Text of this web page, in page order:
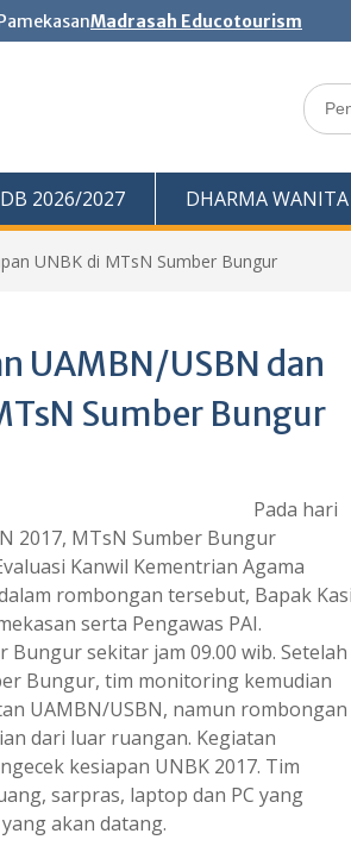
Madrasah Educotourism
Search
for:
2026/2027 DHARMA WANITA
UNBK di MTsN Sumber Bungur
UAMBN/USBN dan
Sumber Bungur
Pada hari
2017, MTsN Sumber Bungur
Kanwil Kementrian Agama
rombongan tersebut, Bapak Kasi
serta Pengawas PAI.
sekitar jam 09.00 wib. Setelah
Bungur, tim monitoring kemudian
UAMBN/USBN, namun rombongan
dari luar ruangan. Kegiatan
kesiapan UNBK 2017. Tim
sarpras, laptop dan PC yang
akan datang.